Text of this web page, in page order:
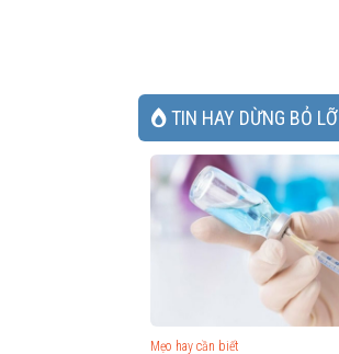
TIN HAY DỪNG BỎ LỠ
Mẹo hay cần biết